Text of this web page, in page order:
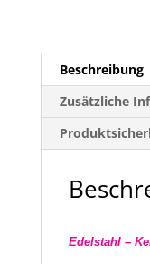
Beschreibung
Zusätzliche
Edelstahl –